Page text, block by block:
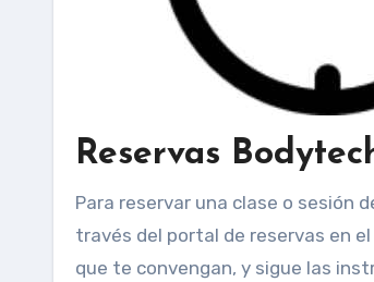
Reservas
Para reservar una clase o sesión
través del portal de reservas en
que te convengan, y sigue las